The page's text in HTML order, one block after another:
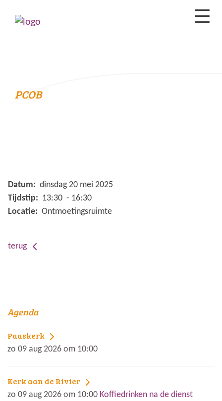
PCOB
Datum: dinsdag 20 mei 2025
Tijdstip: 13:30 - 16:30
Locatie: Ontmoetingsruimte
terug
Agenda
Paaskerk
zo 09 aug 2026 om 10:00
Kerk aan de Rivier
zo 09 aug 2026 om 10:00 Koffiedrinken na de dienst